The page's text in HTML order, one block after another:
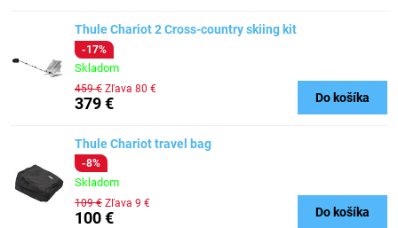
Thule Chariot 2 Cross-country skiing kit
-17%
Skladom
379 €
459 € Zľava 80 €
Do košíka
Thule Chariot travel bag
-8%
Skladom
100 €
109 € Zľava 9 €
Do košíka